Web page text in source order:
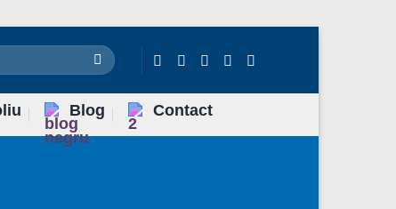
Blog Contact